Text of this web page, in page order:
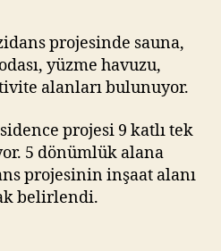
projesinde sauna,
yüzme havuzu,
alanları bulunuyor.
projesi 9 katlı tek
5 dönümlük alana
projesinin inşaat alanı
belirlendi.